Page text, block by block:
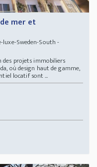
mer et
Sweden-South -
projets immobiliers
où design haut de gamme,
locatif sont ...